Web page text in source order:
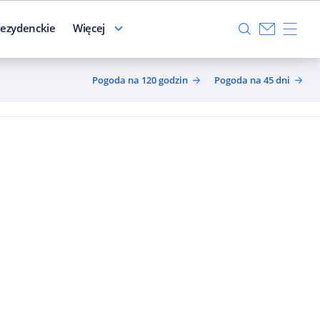
Więcej
Pogoda na 120 godzin Pogoda na 45 dni